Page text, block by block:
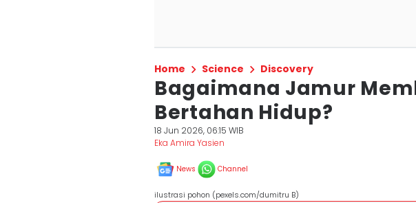
Home Science Discovery
Bagaimana Jamur
Bertahan Hidup?
18 Jun 2026, 06:15 WIB
Eka Amira Yasien
News Channel
ilustrasi pohon (pexels.com/dumitru B)